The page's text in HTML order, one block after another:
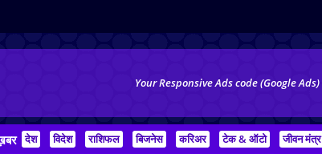
Your Responsive Ads code (Google Ads)
देश विदेश राशिफल बिजनेस करिअर टेक & ऑटो जीवन मंत्र